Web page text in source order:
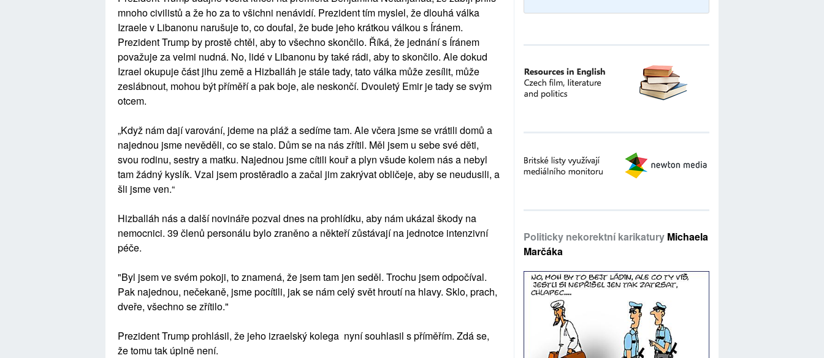
mnoho civilistů a že ho za to všichni nenávidí. Prezident tím myslel, že dlouhá válka
Izraele v Libanonu narušuje to, co doufal, že bude jeho krátkou válkou s Íránem.
Prezident Trump by prostě chtěl, aby to všechno skončilo. Říká, že jednání s Íránem
považuje za velmi nudná. No, lidé v Libanonu by také rádi, aby to skončilo. Ale dokud
Izrael okupuje část jihu země a Hizballáh je stále tady, tato válka může zesílit, může
zeslábnout, mohou být příměří a pak boje, ale neskončí. Dvouletý Emir je tady se svým
otcem.
„Když nám dají varování, jdeme na pláž a sedíme tam. Ale včera jsme se vrátili domů a
najednou jsme nevěděli, co se stalo. Dům se na nás zřítil. Měl jsem u sebe své děti,
svou rodinu, sestry a matku. Najednou jsme cítili kouř a plyn všude kolem nás a nebyl
tam žádný kyslík. Vzal jsem prostěradlo a začal jim zakrývat obličeje, aby se neudusili, a
šli jsme ven.“
Hizballáh nás a další novináře pozval dnes na prohlídku, aby nám ukázal škody na
nemocnici. 39 členů personálu bylo zraněno a někteří zůstávají na jednotce intenzivní
péče.
"Byl jsem ve svém pokoji, to znamená, že jsem tam jen seděl. Trochu jsem odpočíval.
Pak najednou, nečekaně, jsme pocítili, jak se nám celý svět hroutí na hlavy. Sklo, prach,
dveře, všechno se zřítilo."
Prezident Trump prohlásil, že jeho izraelský kolega nyní souhlasil s příměřím. Zdá se,
že tomu tak úplně není.
Politicky nekorektní karikatury Michaela
Marčáka